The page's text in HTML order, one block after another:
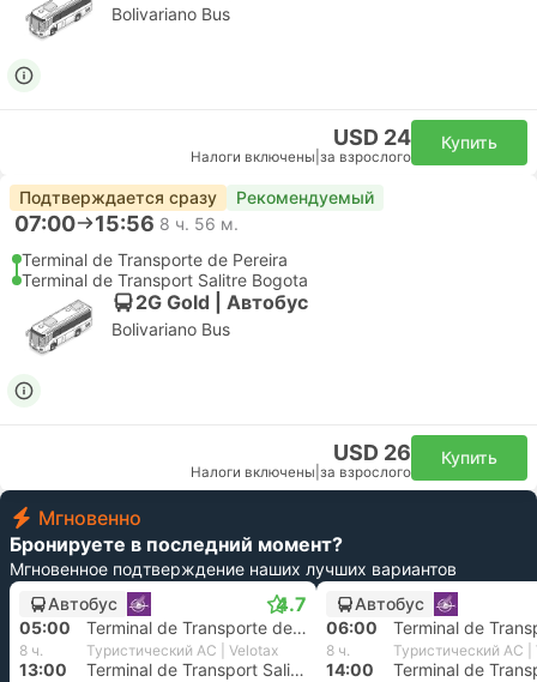
Bolivariano Bus
USD 24
Налоги включены за взрослого
Купить
Подтверждается сразу Рекомендуемый
07:00 15:56 8 ч. 56 м.
Terminal de Transporte de Pereira
Terminal de Transport Salitre Bogota
2G Gold | Автобус
Bolivariano Bus
USD 26
Налоги включены за взрослого
Купить
Мгновенно
Бронируете в последний момент?
Мгновенное подтверждение наших лучших вариантов
Автобус
4.7
05:00 Terminal de Transporte de Pereira
8 ч. Туристический AC | Velotax
13:00 Terminal de Transport Salitre Bogota
Автобус
06:00
8 ч. Туристический AC |
14:00